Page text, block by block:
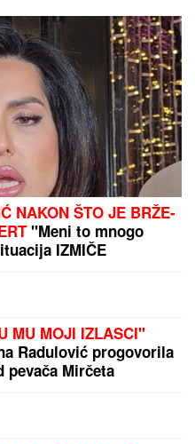
je rekao "NEĆU
Jovana Jeremić
pred
ZBOG
Javno je
a onda potezom
javnost!
Vembanjamu: